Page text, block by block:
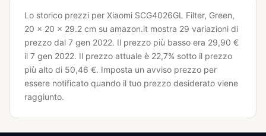
Lo storico prezzi per Xiaomi SCG4026GL Filter, Green,
20 x 20 x 29.2 cm su amazon.it mostra 29 variazioni di
prezzo dal 7 gen 2022. Il prezzo più basso era 29,90 €
il 7 gen 2022. Il prezzo attuale è 22,7% sotto il prezzo
più alto di 50,46 €. Imposta un avviso prezzo per
essere notificato quando il tuo prezzo desiderato viene
raggiunto.